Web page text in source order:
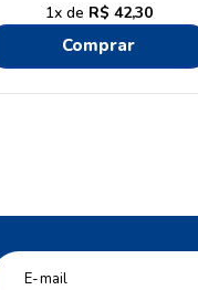
1 R$ 42,30
Comprar